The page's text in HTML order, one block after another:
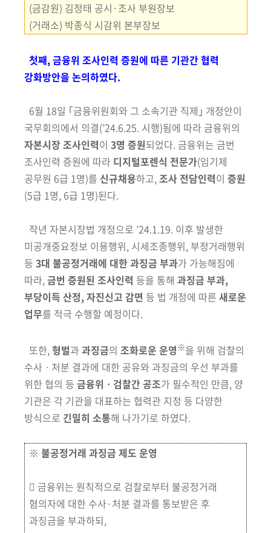
(금감원) 김정태 공시·조사 부원장보
(거래소) 박종식 시감위 본부장보
첫째, 금융위 조사인력 증원에 따른 기관간 협력
강화방안을 논의하였다.
6월 18일 ｢금융위원회와 그 소속기관 직제｣ 개정안이
국무회의에서 의결(’24.6.25. 시행)됨에 따라 금융위의
자본시장 조사인력이 3명 증원되었다. 금융위는 금번
조사인력 증원에 따라 디지털포렌식 전문가(임기제
공무원 6급 1명)를 신규채용하고,조사 전담인력이 증원
(5급 1명, 6급 1명)된다.
작년 자본시장법 개정으로 ’24.1.19. 이후 발생한
미공개중요정보 이용행위, 시세조종행위, 부정거래행위
등 3대 불공정거래에 대한 과징금 부과가 가능해짐에
따라,금번 증원된 조사인력 등을 통해 과징금 부과,
부당이득 산정, 자진신고 감면 등 법 개정에 따른 새로운
업무를 적극 수행할 예정이다.
또한,형벌과 과징금의 조화로운 운영 ※을 위해 검찰의
수사ㆍ처분 결과에 대한 공유와 과징금의 우선 부과를
위한 협의 등 금융위ㆍ검찰간 공조가 필수적인 만큼, 양
기관은 각 기관을 대표하는 협력관 지정 등 다양한
방식으로 긴밀히 소통해 나가기로 하였다.
※ 불공정거래 과징금 제도 운영
󰋼 금융위는 원칙적으로 검찰로부터 불공정거래
혐의자에 대한 수사·처분 결과를 통보받은 후
과징금을 부과하되,